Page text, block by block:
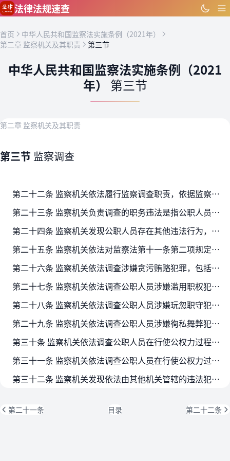
跳到主要内容
法律法规速查
首页
中华人民共和国监察法实施条例（2021年）
第二章 监察机关及其职责
第三节
中华人民共和国监察法实施条例（2021
年） 第三节
第二章 监察机关及其职责
第三节 监察调查
第二十二条 监察机关依法履行监察调查职责，依据监察法、《中华人民共和国公职人员政务处分法》（以下简称政务处分法）和《中华人民共和国刑法》（以下简称刑法）等规定对职务违法和职…
第二十三条 监察机关负责调查的职务违法是指公职人员实施的与其职务相关联，虽不构成犯罪但依法应当承担法律责任的下列违法行为：
第二十四条 监察机关发现公职人员存在其他违法行为，具有下列情形之一的，可以依法进行调查、处置：
第二十五条 监察机关依法对监察法第十一条第二项规定的职务犯罪进行调查。
第二十六条 监察机关依法调查涉嫌贪污贿赂犯罪，包括贪污罪，挪用公款罪，受贿罪，单位受贿罪，利用影响力受贿罪，行贿罪，对有影响力的人行贿罪，对单位行贿罪，介绍贿赂罪，单位行贿…
第二十七条 监察机关依法调查公职人员涉嫌滥用职权犯罪，包括滥用职权罪，国有公司、企业、事业单位人员滥用职权罪，滥用管理公司、证券职权罪，食品、药品监管渎职罪，故意泄露国家秘…
第二十八条 监察机关依法调查公职人员涉嫌玩忽职守犯罪，包括玩忽职守罪，国有公司、企业、事业单位人员失职罪，签订、履行合同失职被骗罪，国家机关工作人员签订、履行合同失职被骗罪…
第二十九条 监察机关依法调查公职人员涉嫌徇私舞弊犯罪，包括徇私舞弊低价折股、出售国有资产罪，非法批准征收、征用、占用土地罪，非法低价出让国有土地使用权罪，非法经营同类营业罪…
第三十条 监察机关依法调查公职人员在行使公权力过程中涉及的重大责任事故犯罪，包括重大责任事故罪，教育设施重大安全事故罪，消防责任事故罪，重大劳动安全事故罪，强令、组织他人…
第三十一条 监察机关依法调查公职人员在行使公权力过程中涉及的其他犯罪，包括破坏选举罪，背信损害上市公司利益罪，金融工作人员购买假币、以假币换取货币罪，利用未公开信息交易罪，…
第三十二条 监察机关发现依法由其他机关管辖的违法犯罪线索，应当及时移送有管辖权的机关。
第二十一条 目录 第二十二条